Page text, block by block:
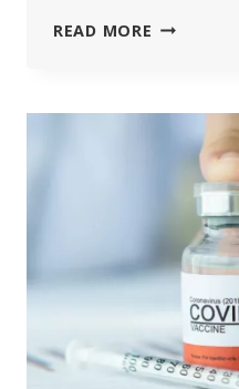
READ MORE “TO
PSIHOLOG,
INTERNET
UMAKNE
IZ
VRTCA